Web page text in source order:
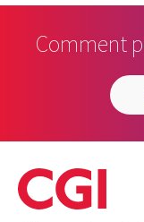
Comment